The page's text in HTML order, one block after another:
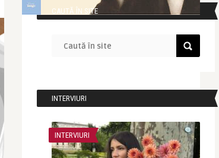
CAUTĂ ÎN SITE
INTERVIURI
INTERVIURI